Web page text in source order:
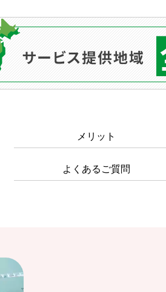
メリット
よくあるご質問